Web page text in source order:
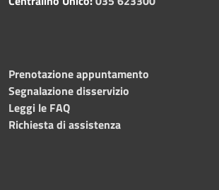
Prenotazione appuntamento
Segnalazione disservizio
Leggi le FAQ
Richiesta di assistenza